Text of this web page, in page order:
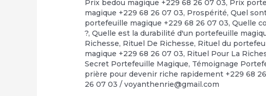
Prix bedou magique +229 68 26 07 03, Prix
magique +229 68 26 07 03, Prospérité,Quel
portefeuille magique +229 68 26 07 03,Quelle
?,Quelle est la durabilité d'un portefeuille
Richesse, Rituel De Richesse, Rituel du
magique +229 68 26 07 03, Rituel Pour La
Secret Portefeuille Magique, Témoignage
prière pour devenir riche rapidement +229 68
26 07 03 /voyanthenrie@gmail.com